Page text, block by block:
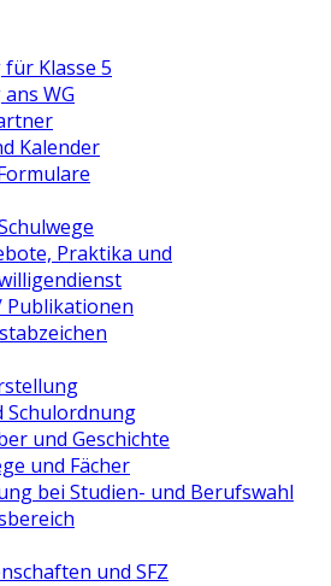
Klasse 5
WG
Kalender
Praktika und
Publikationen
Schulordnung
und Geschichte
und Fächer
bei Studien- und Berufswahl
und SFZ